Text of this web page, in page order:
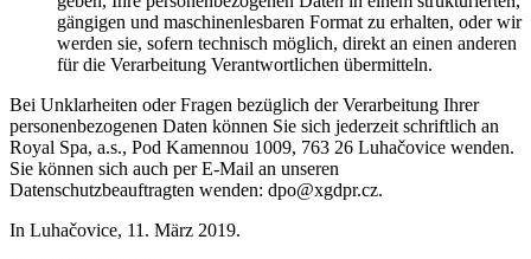
gängigen und maschinenlesbaren Format zu erhalten, oder wir
werden sie, sofern technisch möglich, direkt an einen anderen
für die Verarbeitung Verantwortlichen übermitteln.
Bei Unklarheiten oder Fragen bezüglich der Verarbeitung Ihrer
personenbezogenen Daten können Sie sich jederzeit schriftlich an
Royal Spa, a.s., Pod Kamennou 1009, 763 26 Luhačovice wenden.
Sie können sich auch per E-Mail an unseren
Datenschutzbeauftragten wenden: dpo@xgdpr.cz.
In Luhačovice, 11. März 2019.